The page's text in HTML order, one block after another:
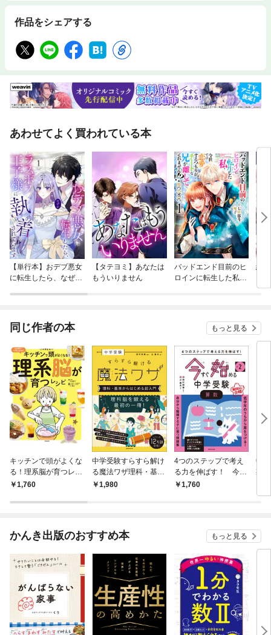
作品をシェアする
あわせてよく買われている本
【単行本】おデブ悪女
に転生したら、なぜか
【タテヨミ】あなたは
もういりません
バッドエンド目前のヒ
ロインに転生した私、
結
同じ作者の本 もっと見る
キッチンで頭がよくな
る！理系脳が育つレシ
ピ1,760
中学受験すらすら解け
る魔法ワザ理科・基本
からはじめる超入門
1,980
4つのステップで考え
る力を伸ばす！ 今す
ぐ始める中学受験 小
1,760
中
期
て方
かんき出版のおすすめ本 もっと見る